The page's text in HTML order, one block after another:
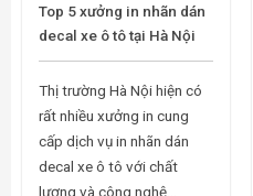
Top 5 xưởng in nhãn dán
decal xe ô tô tại Hà Nội
Thị trường Hà Nội hiện có
rất nhiều xưởng in cung
cấp dịch vụ in nhãn dán
decal xe ô tô với chất
lượng và công nghệ...